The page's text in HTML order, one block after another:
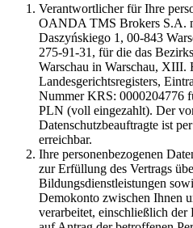
Verantwortlicher für Ihre
OANDA TMS Brokers S.A.
Daszyńskiego 1, 00-843
275-91-31, für die das
Warschau in Warschau, XIII.
Landesgerichtsregisters,
Nummer KRS: 0000204776
PLN (voll eingezahlt). Der
Datenschutzbeauftragte ist
erreichbar.
Ihre personenbezogenen
zur Erfüllung des Vertrags
Bildungsdienstleistungen
Demokonto zwischen Ihnen
verarbeitet, einschließlich